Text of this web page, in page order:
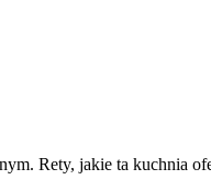
Rety, jakie ta kuchnia